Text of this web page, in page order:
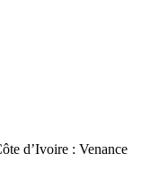
d’Ivoire : Venance